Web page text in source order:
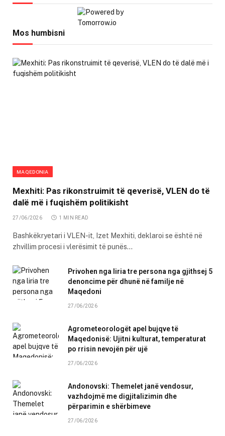
Mos humbisni
MAQEDONIA
Mexhiti: Pas rikonstruimit të qeverisë, VLEN do të
dalë më i fuqishëm politikisht
27/06/2026 1 MIN READ
Bashkëkryetari i VLEN-it, Izet Mexhiti, deklaroi se është në
zhvillim procesi i vlerësimit të punës…
Privohen nga liria tre persona nga gjithsej 5
denoncime për dhunë në familje në
Maqedoni
27/06/2026
Agrometeorologët apel bujqve të
Maqedonisë: Ujitni kulturat, temperaturat
po rrisin nevojën për ujë
27/06/2026
Andonovski: Themelet janë vendosur,
vazhdojmë me digjitalizimin dhe
përparimin e shërbimeve
27/06/2026